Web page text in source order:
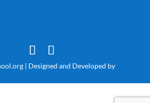
| Designed and Developed by